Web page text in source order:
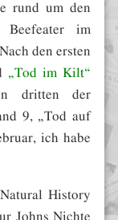
rund um den
Beefeater im
den ersten
„Tod im Kilt“
dritten der
9, „Tod auf
ich habe
History
Johns Nichte